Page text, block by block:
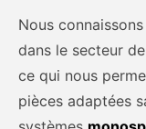
Nous
dans le secteur
ce qui nous
pièces adaptées